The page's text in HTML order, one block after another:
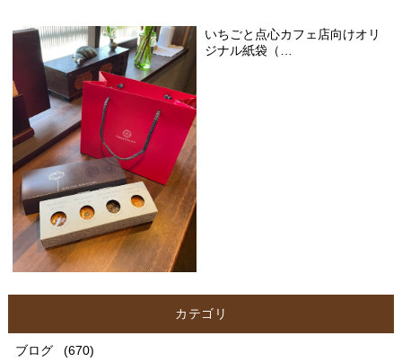
いちごと点心カフェ店向けオリ
ジナル紙袋（…
カテゴリ
ブログ (670)